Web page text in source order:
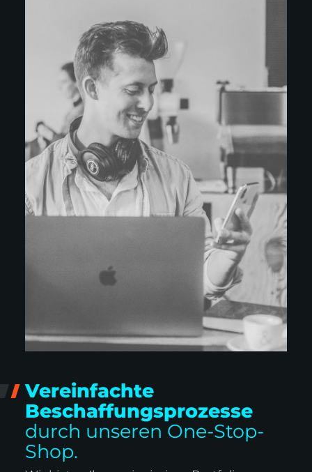
Vereinfachte
Beschaffungsprozesse
durch unseren One-Stop-
Shop.